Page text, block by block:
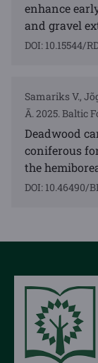
enhance
and gravel
DOI: 10.15544/
Samariks V.,
Ā. 2025. Baltic
Deadwood
coniferous
the
DOI: 10.46490/